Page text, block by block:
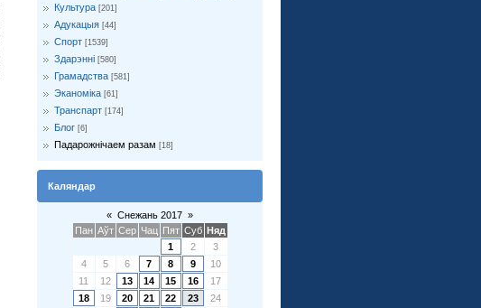
Культура [201]
Адукацыя [44]
Спорт [1539]
Здарэнні [580]
Грамадства [581]
Эканоміка [61]
Транспарт [174]
Блог [6]
Падарожнічаем разам [18]
Каляндар
« Снежань 2017 »
Пан Аўт Сер Чац Пят Суб Няд
1
2
3
4
5 6 7 8 9
10
11
12 13 14 15 16
17
18
19 20 21 22 23
24